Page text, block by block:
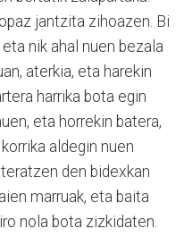
jantzita zihoazen. Bi
nik ahal nuen bezala
aterkia, eta harekin
harrika bota egin
eta horrekin batera,
aldegin nuen
den bidexkan
marruak, eta baita
nola bota zizkidaten.